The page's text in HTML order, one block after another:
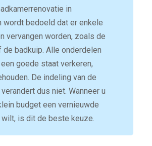
in
wordt bedoeld dat er enkele
vervangen worden, zoals de
de badkuip. Alle onderdelen
goede staat verkeren,
De indeling van de
dus niet. Wanneer u
budget een vernieuwde
wilt, is dit de beste keuze.